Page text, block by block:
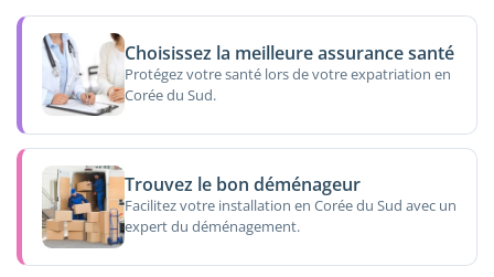
Choisissez la meilleure assurance santé
Protégez votre santé lors de votre expatriation en
Corée du Sud.
Trouvez le bon déménageur
Facilitez votre installation en Corée du Sud avec un
expert du déménagement.